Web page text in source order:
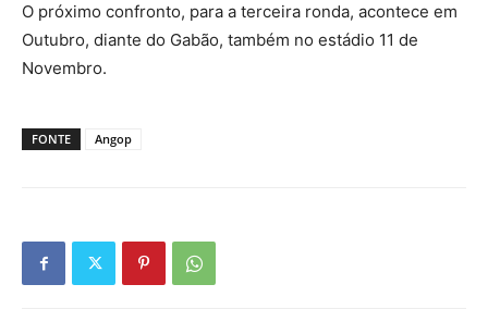
O próximo confronto, para a terceira ronda, acontece em
Outubro, diante do Gabão, também no estádio 11 de
Novembro.
FONTE Angop